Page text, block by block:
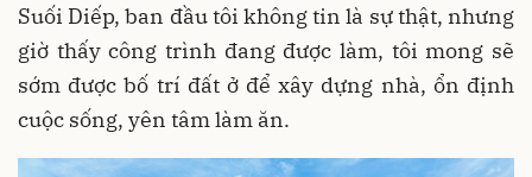
Suối Diếp, ban đầu tôi không tin là sự thật, nhưng
giờ thấy công trình đang được làm, tôi mong sẽ
sớm được bố trí đất ở để xây dựng nhà, ổn định
cuộc sống, yên tâm làm ăn.